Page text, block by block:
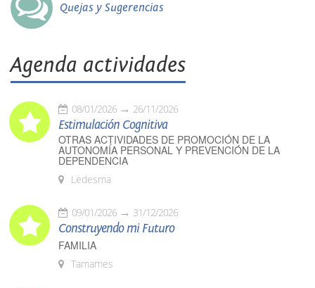
Quejas y Sugerencias
Agenda actividades
08/01/2026 26/11/2026
Estimulación Cognitiva
OTRAS ACTIVIDADES DE PROMOCIÓN DE LA
AUTONOMÍA PERSONAL Y PREVENCIÓN DE LA
DEPENDENCIA
Ledesma
09/01/2026 31/12/2026
Construyendo mi Futuro
FAMILIA
Tamames